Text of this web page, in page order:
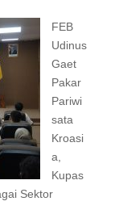
FEB
Udinus
Gaet
Pakar
Pariwi
sata
Kroasi
a,
Kupas
Sektor